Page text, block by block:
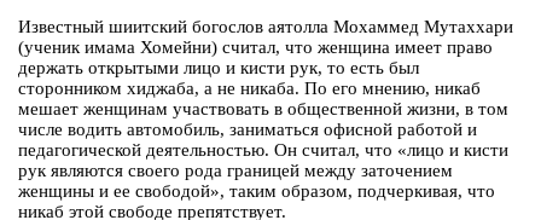
Известный шиитский богослов аятолла Мохаммед Мутаххари
(ученик имама Хомейни) считал, что женщина имеет право
держать открытыми лицо и кисти рук, то есть был
сторонником хиджаба, а не никаба. По его мнению, никаб
мешает женщинам участвовать в общественной жизни, в том
числе водить автомобиль, заниматься офисной работой и
педагогической деятельностью. Он считал, что «лицо и кисти
рук являются своего рода границей между заточением
женщины и ее свободой», таким образом, подчеркивая, что
никаб этой свободе препятствует.